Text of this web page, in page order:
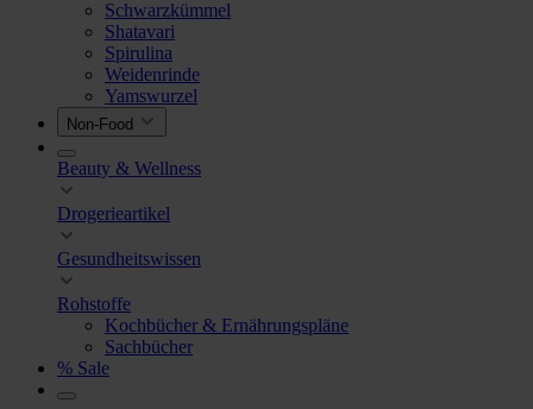
Schwarzkümmel
Shatavari
Spirulina
Weidenrinde
Yamswurzel
Non-Food
Beauty & Wellness
Drogerieartikel
Gesundheitswissen
Rohstoffe
Kochbücher & Ernährungspläne
Sachbücher
% Sale